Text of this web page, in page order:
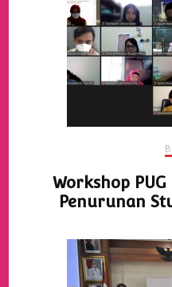
Workshop PUG
Penurunan